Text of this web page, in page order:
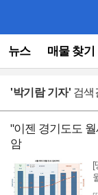
뉴스 매물 찾기
건
(컨'박기람 기자' 검색
"이젠 경기도도
암
[